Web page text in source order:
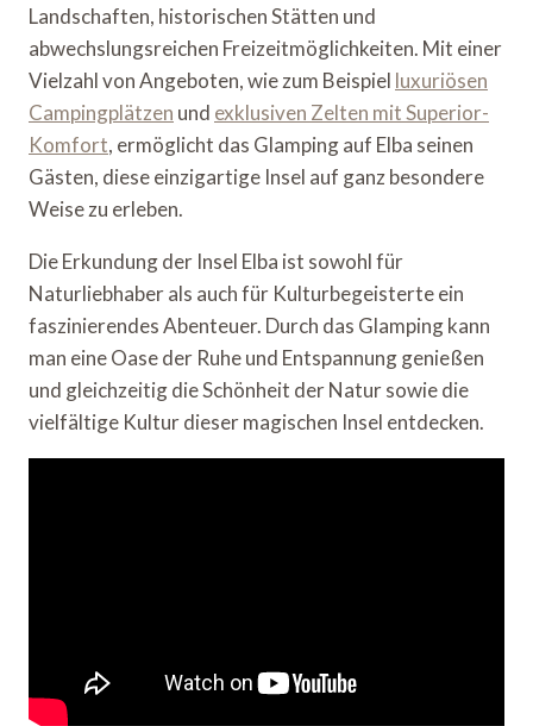
Landschaften, historischen Stätten und
abwechslungsreichen Freizeitmöglichkeiten. Mit einer
Vielzahl von Angeboten, wie zum Beispiel luxuriösen
Campingplätzen und exklusiven Zelten mit Superior-
Komfort, ermöglicht das Glamping auf Elba seinen
Gästen, diese einzigartige Insel auf ganz besondere
Weise zu erleben.
Die Erkundung der Insel Elba ist sowohl für
Naturliebhaber als auch für Kulturbegeisterte ein
faszinierendes Abenteuer. Durch das Glamping kann
man eine Oase der Ruhe und Entspannung genießen
und gleichzeitig die Schönheit der Natur sowie die
vielfältige Kultur dieser magischen Insel entdecken.